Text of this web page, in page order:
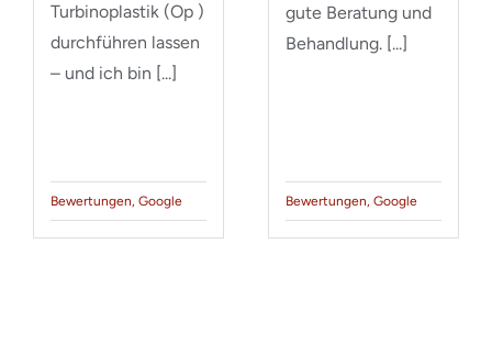
Turbinoplastik (Op )
durchführen lassen
– und ich bin [...]
Bewertungen, Google
gute Beratung und
Behandlung. [...]
Bewertungen, Google